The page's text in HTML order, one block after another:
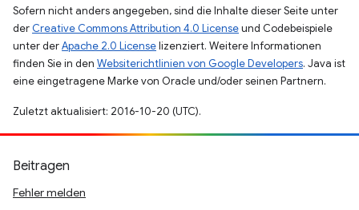
Sofern nicht anders angegeben, sind die Inhalte dieser Seite unter
der Creative Commons Attribution 4.0 Licenseund Codebeispiele
unter derApache 2.0 Licenselizenziert. Weitere Informationen
finden Sie in den Websiterichtlinien von Google Developers. Java ist
eine eingetragene Marke von Oracle und/oder seinen Partnern.
Zuletzt aktualisiert: 2016-10-20 (UTC).
Beitragen
Fehler melden